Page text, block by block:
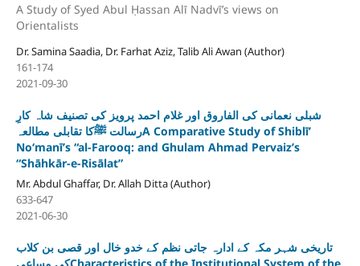
A Study of Syed Abul Ḥassan Alī Nadvī’s views on
Orientalists
Dr. Samina Saadia, Dr. Farhat Aziz, Talib Ali Awan (Author)
161-174
2021-09-30
شبلی نعمانی کی الفاروق اور غلام احمد پرویز کی تصنیف شاہ کارِ
رسالت ﷺکا تقابلی مطالعہA Comparative Study of Shiblī’
No‘manī’s “al-Farooq: and Ghulam Ahmad Pervaiz’s
“Shāhkār-e-Risālat”
Mr. Abdul Ghaffar, Dr. Allah Ditta (Author)
633-647
2021-06-30
تاریخی شہر مکہ کے ادارہ جاتی نظم کے خدو خال اور قصی بن کلاب